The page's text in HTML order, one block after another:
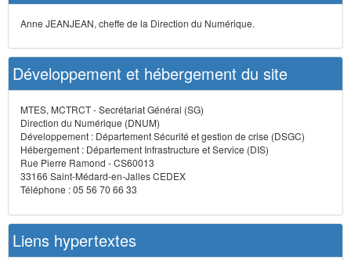
Anne JEANJEAN, cheffe de la Direction du Numérique.
Développement et hébergement du site
MTES, MCTRCT - Secrétariat Général (SG)
Direction du Numérique (DNUM)
Développement : Département Sécurité et gestion de crise (DSGC)
Hébergement : Département Infrastructure et Service (DIS)
Rue Pierre Ramond - CS60013
33166 Saint-Médard-en-Jalles CEDEX
Téléphone : 05 56 70 66 33
Liens hypertextes